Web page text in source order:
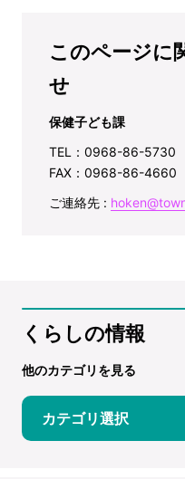
このページに
せ
保健子ども課
TEL：0968-86-5730
FAX：0968-86-4660
ご連絡先 :
くらしの情報
他のカテゴリを見る
カテゴリ選択